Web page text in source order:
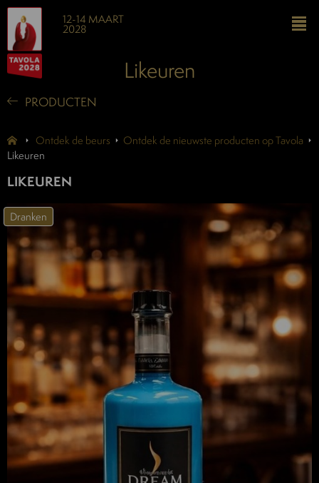
12-14 MAART
2028
Likeuren
PRODUCTEN
Ontdek de beurs
Ontdek de nieuwste producten op Tavola
Likeuren
LIKEUREN
Dranken